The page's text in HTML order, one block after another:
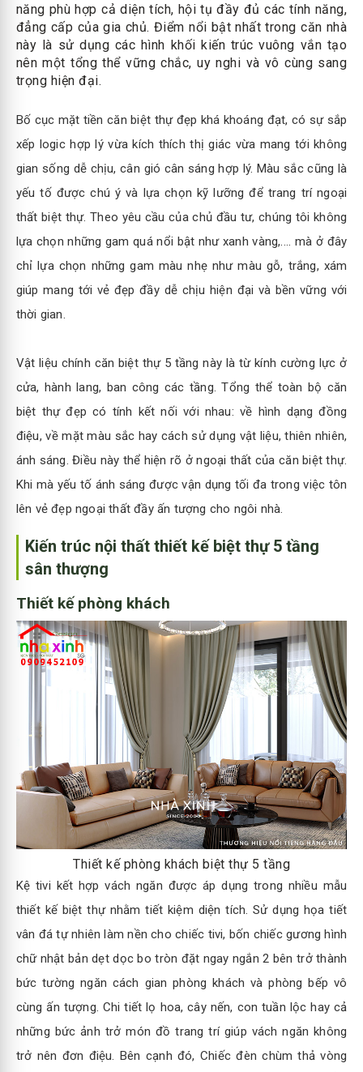
năng phù hợp cả diện tích, hội tụ đầy đủ các tính năng,
đẳng cấp của gia chủ. Điểm nổi bật nhất trong căn nhà
này là sử dụng các hình khối kiến trúc vuông vắn tạo
nên một tổng thể vững chắc, uy nghi và vô cùng sang
trọng hiện đại.
Bố cục mặt tiền căn biệt thự đẹp khá khoáng đạt, có sự sắp
xếp logic hợp lý vừa kích thích thị giác vừa mang tới không
gian sống dễ chịu, cân gió cân sáng hợp lý. Màu sắc cũng là
yếu tố được chú ý và lựa chọn kỹ lưỡng để trang trí ngoại
thất biệt thự. Theo yêu cầu của chủ đầu tư, chúng tôi không
lựa chọn những gam quá nổi bật như xanh vàng,.... mà ở đây
chỉ lựa chọn những gam màu nhẹ như màu gỗ, trắng, xám
giúp mang tới vẻ đẹp đầy dễ chịu hiện đại và bền vững với
thời gian.
Vật liệu chính căn biệt thự 5 tầng này là từ kính cường lực ở
cửa, hành lang, ban công các tầng. Tổng thể toàn bộ căn
biệt thự đẹp có tính kết nối với nhau: về hình dạng đồng
điệu, về mặt màu sắc hay cách sử dụng vật liệu, thiên nhiên,
ánh sáng. Điều này thể hiện rõ ở ngoại thất của căn biệt thự.
Khi mà yếu tố ánh sáng được vận dụng tối đa trong việc tôn
lên vẻ đẹp ngoại thất đầy ấn tượng cho ngôi nhà.
Kiến trúc nội thất thiết kế biệt thự 5 tầng
sân thượng
Thiết kế phòng khách
Thiết kế phòng khách biệt thự 5 tầng
Kệ tivi kết hợp vách ngăn được áp dụng trong nhiều mẫu
thiết kế biệt thự nhằm tiết kiệm diện tích. Sử dụng họa tiết
vân đá tự nhiên làm nền cho chiếc tivi, bốn chiếc gương hình
chữ nhật bản dẹt dọc bo tròn đặt ngay ngắn 2 bên trở thành
bức tường ngăn cách gian phòng khách và phòng bếp vô
cùng ấn tượng. Chi tiết lọ hoa, cây nến, con tuần lộc hay cả
những bức ảnh trở món đồ trang trí giúp vách ngăn không
trở nên đơn điệu. Bên cạnh đó, Chiếc đèn chùm thả vòng